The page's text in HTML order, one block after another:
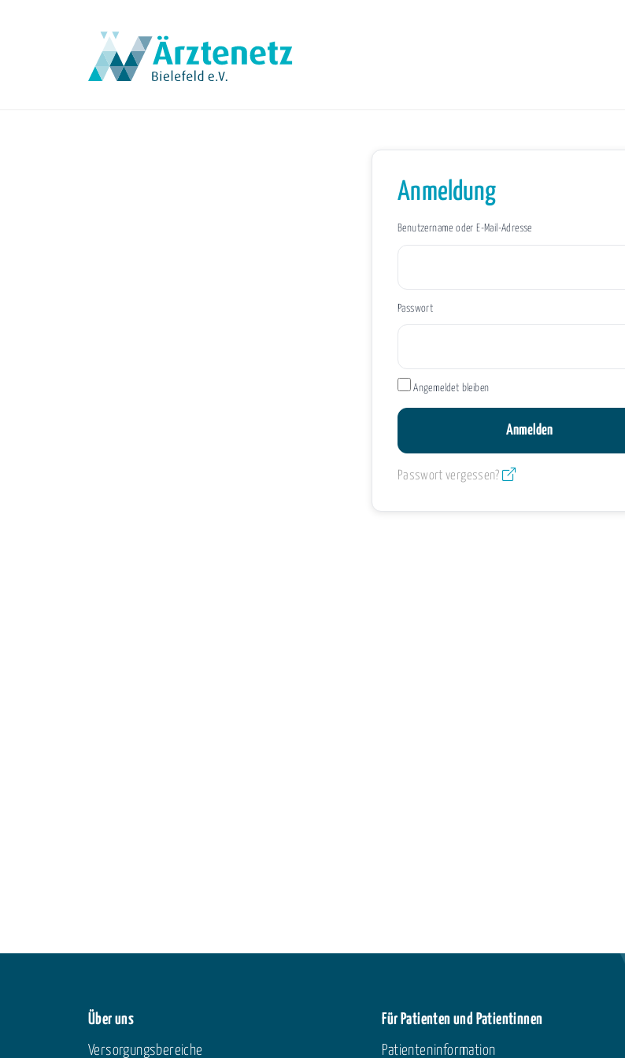
Anmeldung
Benutzername oder E-Mail-Adresse
Passwort
Angemeldet bleiben
Passwort vergessen?
Über uns
Versorgungsbereiche
Für Patienten und Patientinnen
Patienteninformation